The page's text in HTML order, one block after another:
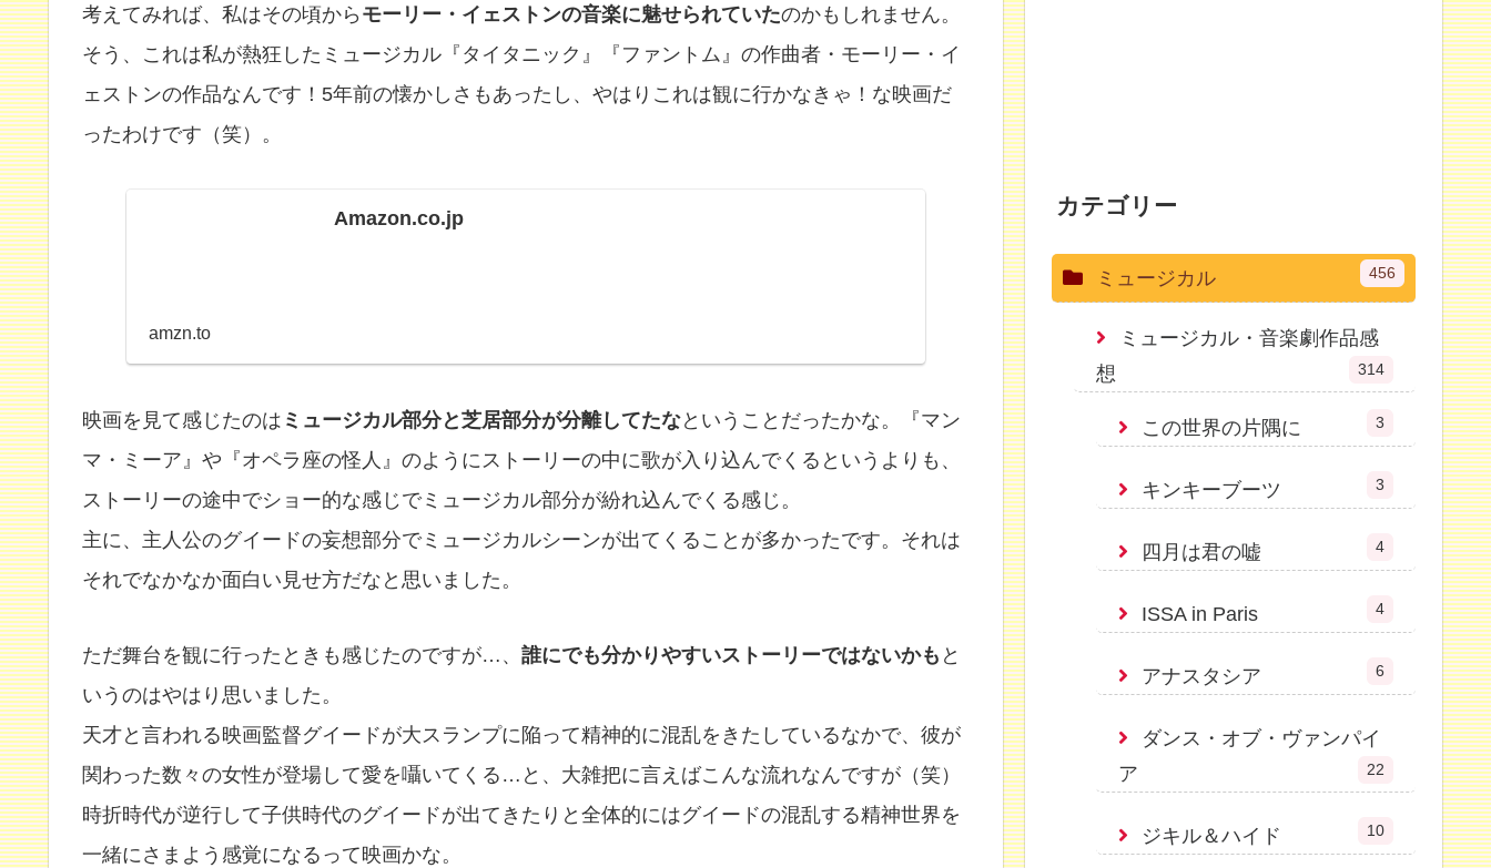
考えてみれば、私はその頃から モーリー・イェストンの音楽に魅せられていたのかもしれません。
そう、これは私が熱狂したミュージカル『タイタニック』『ファントム』の作曲者・モーリー・イ
ェストンの作品なんです！5年前の懐かしさもあったし、やはりこれは観に行かなきゃ！な映画だ
ったわけです（笑）。
Amazon.co.jp
amzn.to
映画を見て感じたのは ミュージカル部分と芝居部分が分離してたなということだったかな。『マン
マ・ミーア』や『オペラ座の怪人』のようにストーリーの中に歌が入り込んでくるというよりも、
ストーリーの途中でショー的な感じでミュージカル部分が紛れ込んでくる感じ。
主に、主人公のグイードの妄想部分でミュージカルシーンが出てくることが多かったです。それは
それでなかなか面白い見せ方だなと思いました。
ただ舞台を観に行ったときも感じたのですが…、 誰にでも分かりやすいストーリーではないかも と
いうのはやはり思いました。
天才と言われる映画監督グイードが大スランプに陥って精神的に混乱をきたしているなかで、彼が
関わった数々の女性が登場して愛を囁いてくる…と、大雑把に言えばこんな流れなんですが（笑）
時折時代が逆行して子供時代のグイードが出てきたりと全体的にはグイードの混乱する精神世界を
一緒にさまよう感覚になるって映画かな。
カテゴリー
ミュージカル 456
ミュージカル・音楽劇作品感
想
314
この世界の片隅に 3
キンキーブーツ 3
四月は君の嘘 4
ISSA in Paris 4
アナスタシア 6
ダンス・オブ・ヴァンパイ
ア
22
ジキル＆ハイド 10